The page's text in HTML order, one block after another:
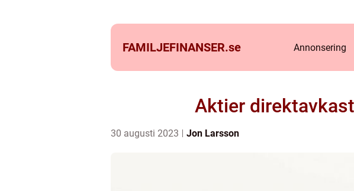
FAMILJEFINANSER.se Annonsering
Aktier
30 augusti 2023 Jon Larsson